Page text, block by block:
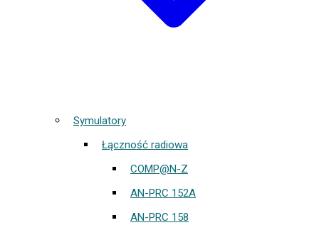
Symulatory
Łączność radiowa
COMP@N-Z
AN-PRC 152A
AN-PRC 158